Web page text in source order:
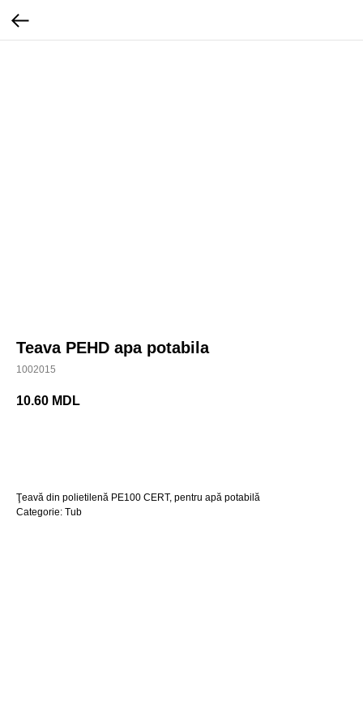
Teava PEHD apa potabila
1002015
10.60 MDL
Ţeavă din polietilenă PE100 CERT, pentru apă potabilă
Categorie: Tub